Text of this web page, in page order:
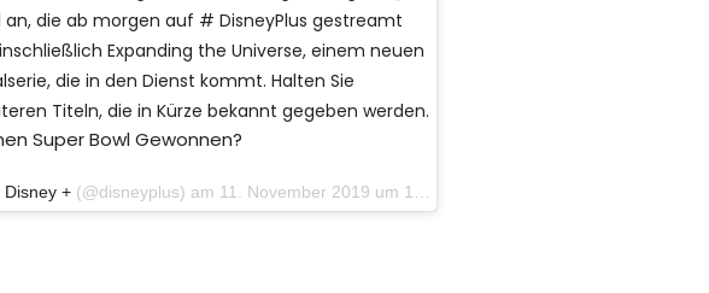
die ab morgen auf # DisneyPlus gestreamt
Expanding the Universe, einem neuen
die in den Dienst kommt. Halten Sie
Titeln, die in Kürze bekannt gegeben werden.
Super Bowl Gewonnen?
Disney + (@disneyplus) am 11. November 2019 um 12:14 Uhr PST